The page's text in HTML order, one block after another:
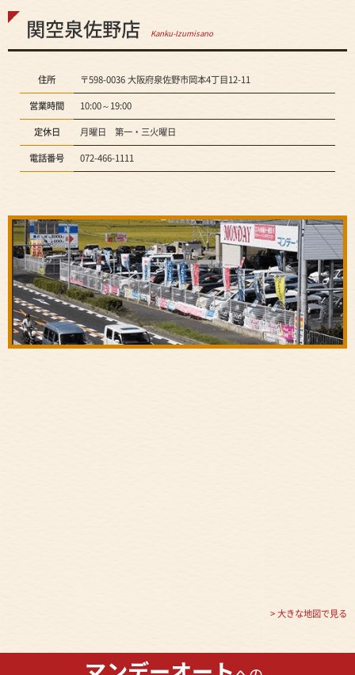
関空泉佐野店 Kanku-Izumisano
住所 〒598-0036 大阪府泉佐野市岡本4丁目12-11
営業時間 10:00～19:00
定休日 月曜日 第一・三火曜日
電話番号 072-466-1111
> 大きな地図で見る